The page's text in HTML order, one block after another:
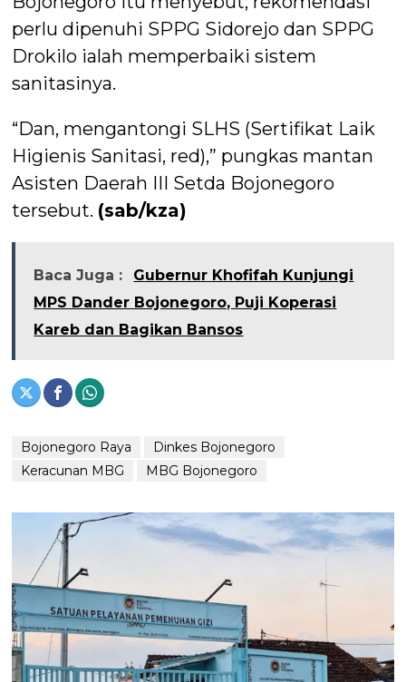
perlu dipenuhi SPPG Sidorejo dan SPPG
Drokilo ialah memperbaiki sistem
sanitasinya.
“Dan, mengantongi SLHS (Sertifikat Laik
Higienis Sanitasi, red),” pungkas mantan
Asisten Daerah III Setda Bojonegoro
tersebut. (sab/kza)
Baca Juga :
Gubernur Khofifah Kunjungi
MPS Dander Bojonegoro, Puji Koperasi
Kareb dan Bagikan Bansos
Bojonegoro Raya
Dinkes Bojonegoro
Keracunan MBG
MBG Bojonegoro